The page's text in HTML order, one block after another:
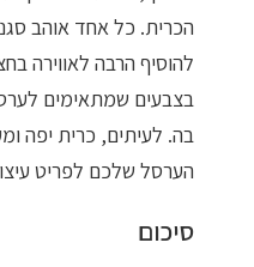
הכרית. כל אחד אוהב
להוסיף הרבה לאווירה
בצבעים שמתאימים
בה. לעיתים, כרית יפה
הערסל שלכם לפריט
סיכום